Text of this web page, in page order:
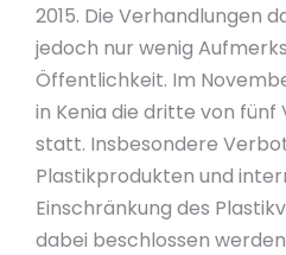
2015. Die Verhandlungen
jedoch nur wenig
Öffentlichkeit. Im
in Kenia die dritte von fünf
statt. Insbesondere
Plastikprodukten und
Einschränkung des
dabei beschlossen